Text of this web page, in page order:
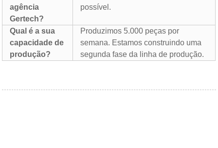
agência
Gertech?
possível.
Qual é a sua
capacidade de
produção?
Produzimos 5.000 peças por
semana. Estamos construindo uma
segunda fase da linha de produção.